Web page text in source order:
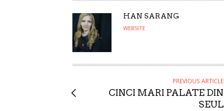
A
U
O
HAN SARANG
WEBSITE
PREVIOUS ARTICLE
CINCI MARI PALATE DIN
SEUL